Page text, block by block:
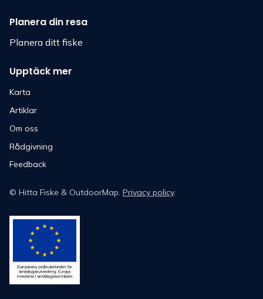
Planera din resa
Planera ditt fiske
Upptäck mer
Karta
Artiklar
Om oss
Rådgivning
Feedback
© Hitta Fiske & OutdoorMap. Privacy policy.